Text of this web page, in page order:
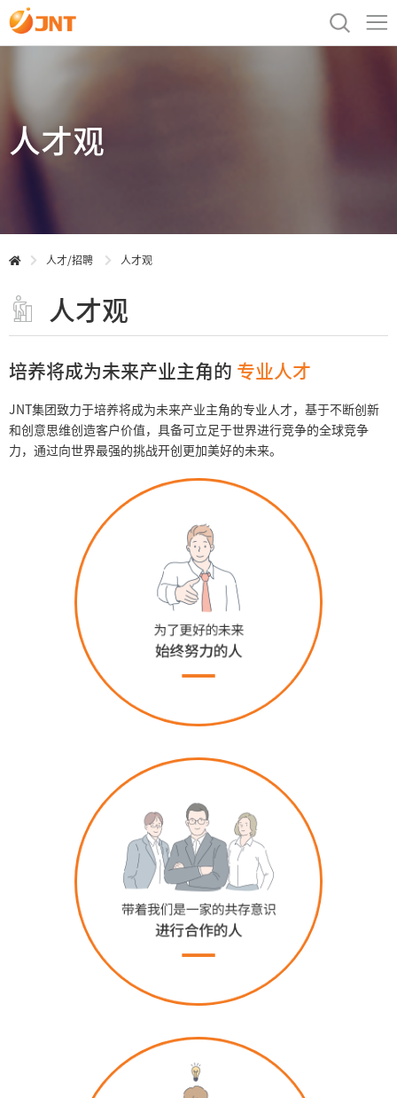
人才观
人才/招聘 人才观
人才观
培养将成为未来产业主角的 专业人才
JNT集团致力于培养将成为未来产业主角的专业人才，基于不断创新
和创意思维创造客户价值，具备可立足于世界进行竞争的全球竞争
力，通过向世界最强的挑战开创更加美好的未来。